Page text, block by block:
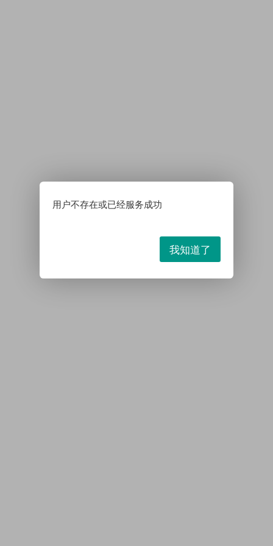
用户不存在或已经服务成功
我知道了